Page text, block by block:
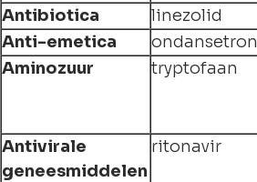
Antibiotica
linezolid
Anti-emetica
ondansetron
Aminozuur
tryptofaan
Antivirale
geneesmiddelen
ritonavir